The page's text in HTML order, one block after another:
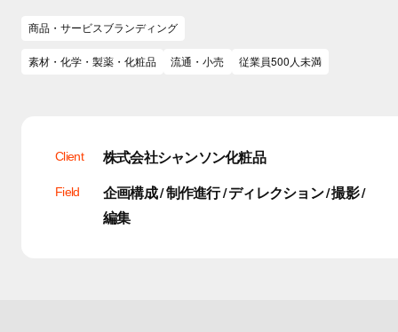
商品・サービスブランディング
素材・化学・製薬・化粧品 流通・小売 従業員500人未満
Client 株式会社シャンソン化粧品
Field
企画構成 / 制作進行 / ディレクション / 撮影 /
編集